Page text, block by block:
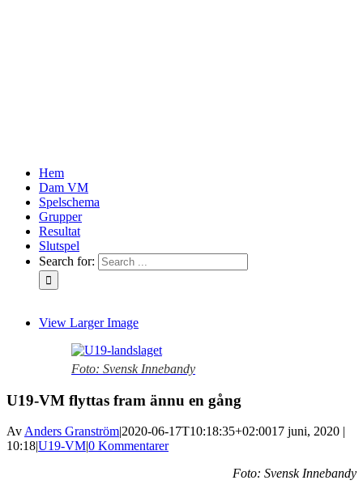
Hem
Dam VM
Spelschema
Grupper
Resultat
Slutspel
Search for:
View Larger Image
Foto: Svensk Innebandy
U19-VM flyttas fram ännu en gång
AvAnders Granström|2020-06-17T10:18:35+02:0017 juni, 2020 |
10:18|U19-VM|0 Kommentarer
Foto: Svensk Innebandy